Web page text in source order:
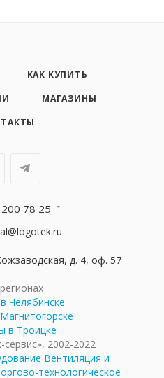
КАК КУПИТЬ
МАГАЗИНЫ
78 25
д. 4, оф. 57
Челябинске
в Троицке
2002-2022
Вентиляция и
технологическое